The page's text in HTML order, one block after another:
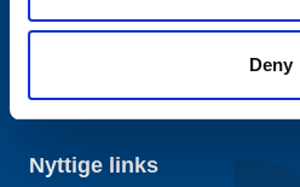
Deny
CVR-nr.: 3552 2506
Nyttige links